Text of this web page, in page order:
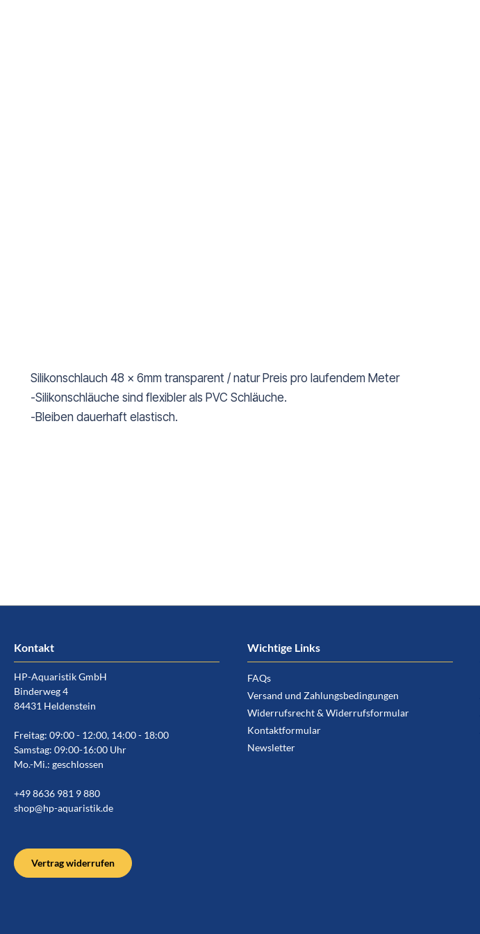
Silikonschlauch 48 x 6mm transparent / natur Preis pro laufendem Meter
-Silikonschläuche sind flexibler als PVC Schläuche.
-Bleiben dauerhaft elastisch.
Kontakt
HP-Aquaristik GmbH
Binderweg 4
84431 Heldenstein
Freitag: 09:00 - 12:00, 14:00 - 18:00
Samstag: 09:00-16:00 Uhr
Mo.-Mi.: geschlossen
+49 8636 981 9 880
shop@hp-aquaristik.de
Vertrag widerrufen
Wichtige Links
FAQs
Versand und Zahlungsbedingungen
Widerrufsrecht & Widerrufsformular
Kontaktformular
Newsletter